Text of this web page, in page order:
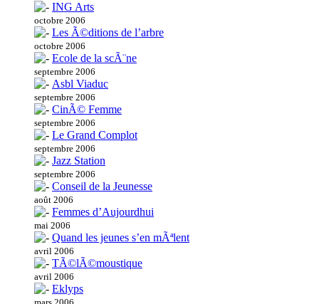
ING Arts
octobre 2006
Les Ã©ditions de l’arbre
octobre 2006
Ecole de la scÃ¨ne
septembre 2006
Asbl Viaduc
septembre 2006
CinÃ© Femme
septembre 2006
Le Grand Complot
septembre 2006
Jazz Station
septembre 2006
Conseil de la Jeunesse
août 2006
Femmes d’Aujourdhui
mai 2006
Quand les jeunes s’en mÃªlent
avril 2006
TÃ©lÃ©moustique
avril 2006
Eklyps